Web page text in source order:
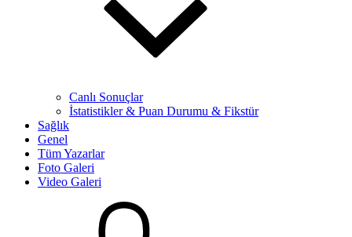
Canlı Sonuçlar
İstatistikler & Puan Durumu & Fikstür
Sağlık
Genel
Tüm Yazarlar
Foto Galeri
Video Galeri